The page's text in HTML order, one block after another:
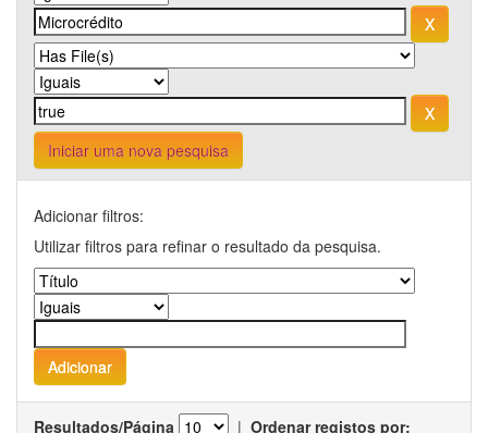
Iniciar uma nova pesquisa
Adicionar filtros:
Utilizar filtros para refinar o resultado da pesquisa.
Resultados/Página | Ordenar registos por: